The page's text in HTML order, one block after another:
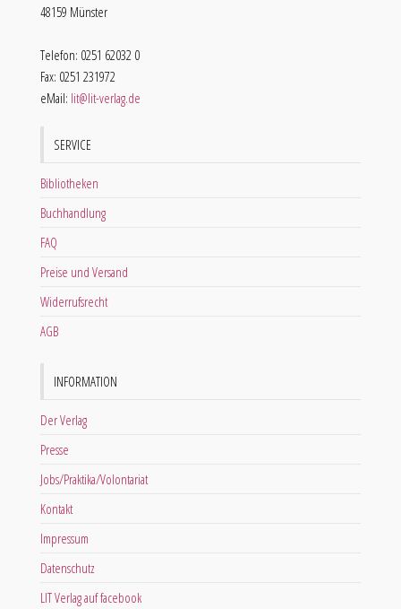
48159 Münster
Telefon: 0251 62032 0
Fax: 0251 231972
eMail: lit@lit-verlag.de
SERVICE
Bibliotheken
Buchhandlung
FAQ
Preise und Versand
Widerrufsrecht
AGB
INFORMATION
Der Verlag
Presse
Jobs/Praktika/Volontariat
Kontakt
Impressum
Datenschutz
LIT Verlag auf facebook